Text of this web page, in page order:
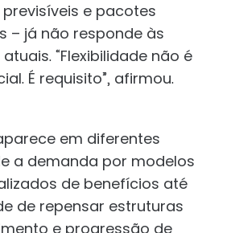
e pacotes
– já não responde às
“Flexibilidade não é
É requisito”, afirmou.
em diferentes
a demanda por modelos
de benefícios até
de repensar estruturas
e progressão de